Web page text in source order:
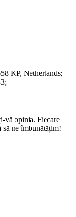
KP, Netherlands;
vă opinia. Fiecare
să ne îmbunătățim!